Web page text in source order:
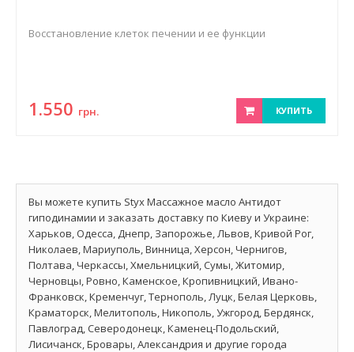
Восстановление клеток печении и ее функции
1.550 грн. КУПИТЬ
Вы можете купить Styx Массажное масло Антидот
гиподинамии и заказать доставку по Киеву и Украине:
Харьков, Одесса, Днепр, Запорожье, Львов, Кривой Рог,
Николаев, Мариуполь, Винница, Херсон, Чернигов,
Полтава, Черкассы, Хмельницкий, Сумы, Житомир,
Черновцы, Ровно, Каменское, Кропивницкий, Ивано-
Франковск, Кременчуг, Тернополь, Луцк, Белая Церковь,
Краматорск, Мелитополь, Никополь, Ужгород, Бердянск,
Павлоград, Северодонецк, Каменец-Подольский,
Лисичанск, Бровары, Александрия и другие города